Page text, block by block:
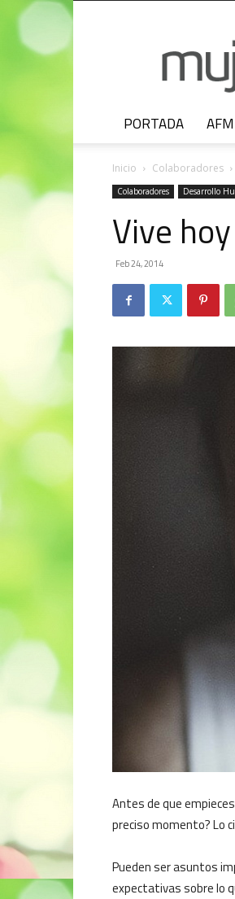
PORTADA
Inicio Colaboradores
Colaboradores Desarrollo
Vive hoy
Feb 24, 2014
Antes de que
preciso momento? Lo
Pueden ser asuntos
expectativas sobre lo